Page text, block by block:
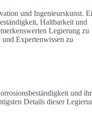
und Ingenieurskunst.
Haltbarkeit und
Legierung zu
Expertenwissen zu
und
Details dieser